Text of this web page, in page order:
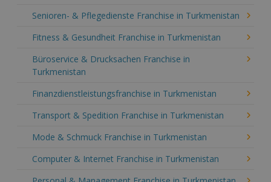
Senioren- & Pflegedienste Franchise in Turkmenistan
Fitness & Gesundheit Franchise in Turkmenistan
Büroservice & Drucksachen Franchise in
Turkmenistan
Finanzdienstleistungsfranchise in Turkmenistan
Transport & Spedition Franchise in Turkmenistan
Mode & Schmuck Franchise in Turkmenistan
Computer & Internet Franchise in Turkmenistan